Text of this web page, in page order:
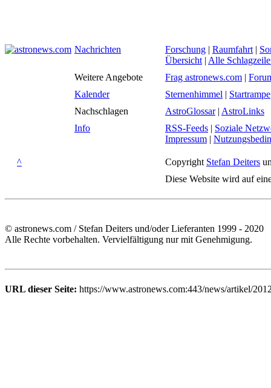
Nachrichten Forschung | Raumfahrt |
Übersicht | Alle
Weitere Angebote
Frag astronews.com |
Kalender
Sternenhimmel | Startrampe
Nachschlagen
AstroGlossar| AstroLinks
Info
RSS-Feeds | Soziale
Impressum |
^ Copyright Stefan Deiters
Diese Website wird auf
© astronews.com / Stefan Deiters und/oder Lieferanten 1999 - 2020
Alle Rechte vorbehalten. Vervielfältigung nur mit Genehmigung.
URL dieser Seite: https://www.astronews.com:443/news/artikel/